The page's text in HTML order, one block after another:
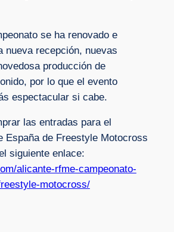
se ha renovado e
nueva recepción, nuevas
producción de
por lo que el evento
espectacular si cabe.
las entradas para el
España de Freestyle Motocross
siguiente enlace:
alicante-rfme-campeonato-
motocross/